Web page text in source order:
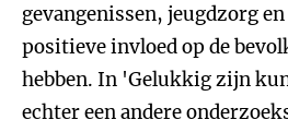
gevangenissen, jeugdzorg
positieve invloed op de
hebben. In 'Gelukkig zijn
echter een andere